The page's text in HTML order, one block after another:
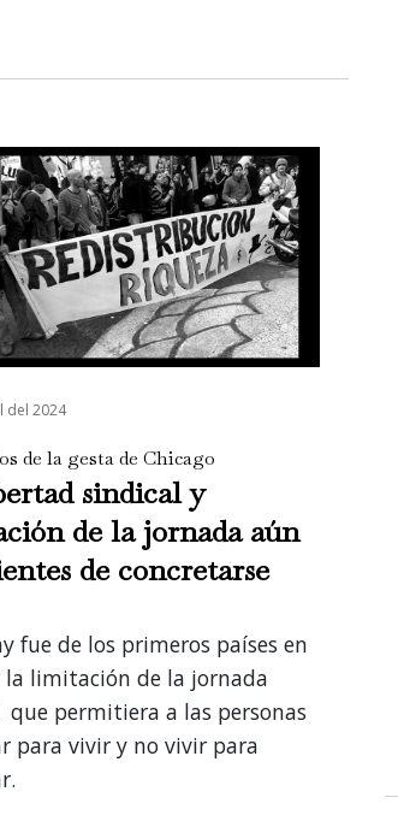
del 2024
de la gesta de Chicago
sindical y
de la jornada aún
de concretarse
fue de los primeros países en
la limitación de la jornada
permitiera a las personas
para vivir y no vivir para